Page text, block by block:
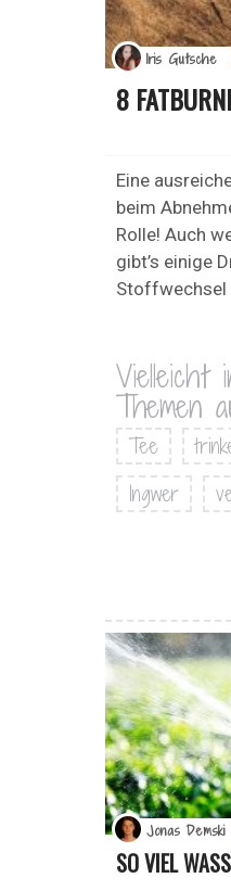
8
Eine
beim
Rolle! Auch
gibt’s einige
Stoffwechsel
Iris Gutsche
Vielleicht
Themen
Tee
Ingwer
SO VIEL
Jonas Demski